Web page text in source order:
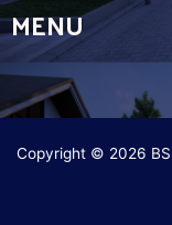
MENU
Copyright © 2026